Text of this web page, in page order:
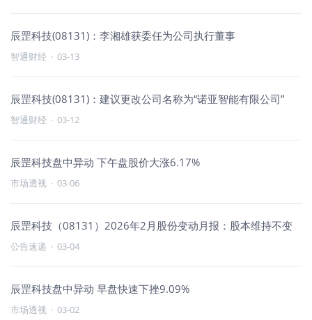
辰罡科技(08131)：李湘雄获委任为公司执行董事
智通财经 · 03-13
辰罡科技(08131)：建议更改公司名称为“诺亚智能有限公司”
智通财经 · 03-12
辰罡科技盘中异动 下午盘股价大涨6.17%
市场透视 · 03-06
辰罡科技（08131）2026年2月股份变动月报：股本维持不变
公告速递 · 03-04
辰罡科技盘中异动 早盘快速下挫9.09%
市场透视 · 03-02